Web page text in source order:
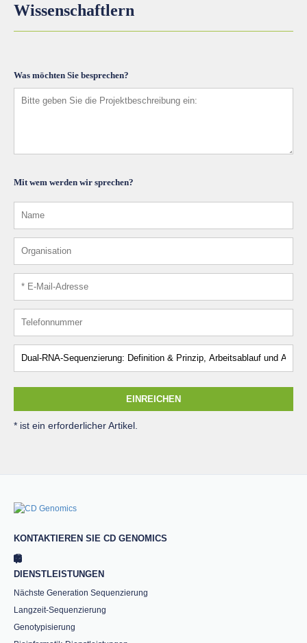
Wissenschaftlern
Was möchten Sie besprechen?
Mit wem werden wir sprechen?
EINREICHEN
* ist ein erforderlicher Artikel.
KONTAKTIEREN SIE CD GENOMICS
DIENSTLEISTUNGEN
Nächste Generation Sequenzierung
Langzeit-Sequenzierung
Genotypisierung